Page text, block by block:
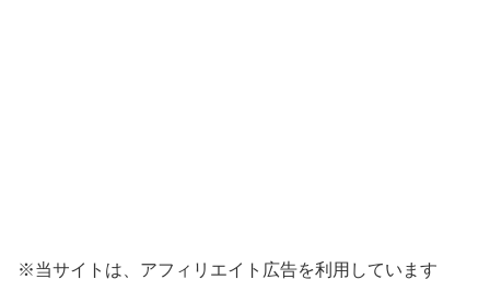
※当サイトは、アフィリエイト広告を利用しています